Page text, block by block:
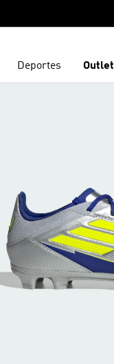
Deportes Outlet